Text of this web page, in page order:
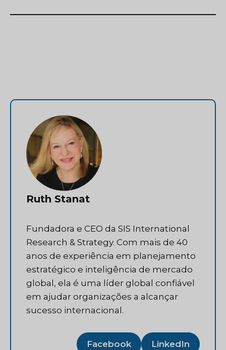
Ruth Stanat
Fundadora e CEO da SIS International
Research & Strategy. Com mais de 40
anos de experiência em planejamento
estratégico e inteligência de mercado
global, ela é uma líder global confiável
em ajudar organizações a alcançar
sucesso internacional.
Facebook LinkedIn